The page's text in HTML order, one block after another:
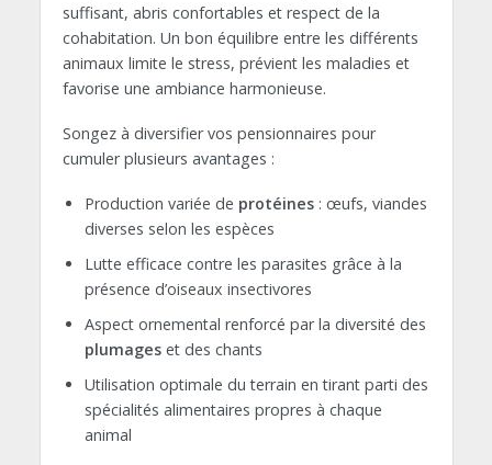
suffisant, abris confortables et respect de la
cohabitation. Un bon équilibre entre les différents
animaux limite le stress, prévient les maladies et
favorise une ambiance harmonieuse.
Songez à diversifier vos pensionnaires pour
cumuler plusieurs avantages :
Production variée de protéines: œufs, viandes
diverses selon les espèces
Lutte efficace contre les parasites grâce à la
présence d’oiseaux insectivores
Aspect ornemental renforcé par la diversité des
plumageset des chants
Utilisation optimale du terrain en tirant parti des
spécialités alimentaires propres à chaque
animal